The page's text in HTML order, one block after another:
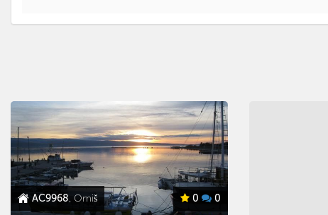
AC9968, Omiš 0 0